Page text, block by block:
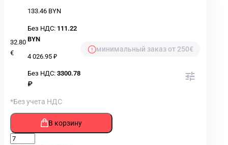
32.80
€
133.46 BYN
Без НДС: 111.22
BYN
4 026.95 ₽
Без НДС:3300.78
₽
минимальный заказ от 250€
*Без учета НДС
В корзину